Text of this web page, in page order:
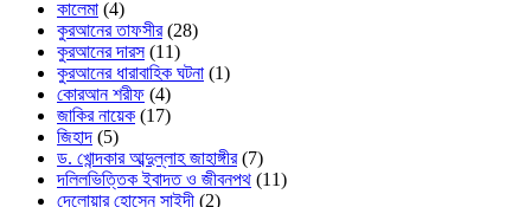
কালেমা (4)
কুরআনের তাফসীর(28)
কুরআনের দারস(11)
কুরআনের ধারাবাহিক ঘটনা (1)
কোরআন শরীফ (4)
জাকির নায়েক (17)
জিহাদ (5)
ড. খোন্দকার আব্দুল্লাহ জাহাঙ্গীর(7)
দলিলভিত্তিক ইবাদত ও জীবনপথ (11)
দেলোয়ার হোসেন সাইদী (2)